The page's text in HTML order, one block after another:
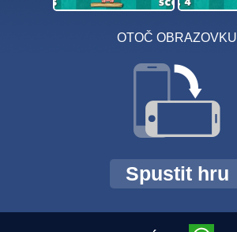
OTOČ OBRAZOVKU
Spustit hru